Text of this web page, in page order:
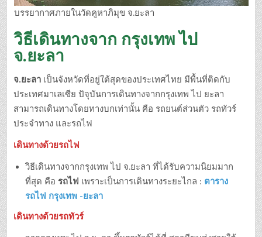
บรรยากาศภายในวัดคูหาภิมุข จ.ยะลา
วิธีเดินทางจาก กรุงเทพ ไป
จ.ยะลา
จ.ยะลา เป็นจังหวัดที่อยู่ใต้สุดของประเทศไทย มีพื้นที่ติดกับ
ประเทศมาเลเซีย ปัจุบันการเดินทางจากกรุงเทพ ไป ยะลา
สามารถเดินทางโดยทางบกเท่านั้น คือ รถยนต์ส่วนตัว รถทัวร์
ประจำทาง และรถไฟ
เดินทางด้วยรถไฟ
วิธีเดินทางจากกรุงเทพ ไป จ.ยะลา ที่ได้รับความนิยมมาก
ที่สุด คือรถไฟ เพราะเป็นการเดินทางระยะไกล : ตาราง
รถไฟ กรุงเทพ -ยะลา
เดินทางด้วยรถทัวร์